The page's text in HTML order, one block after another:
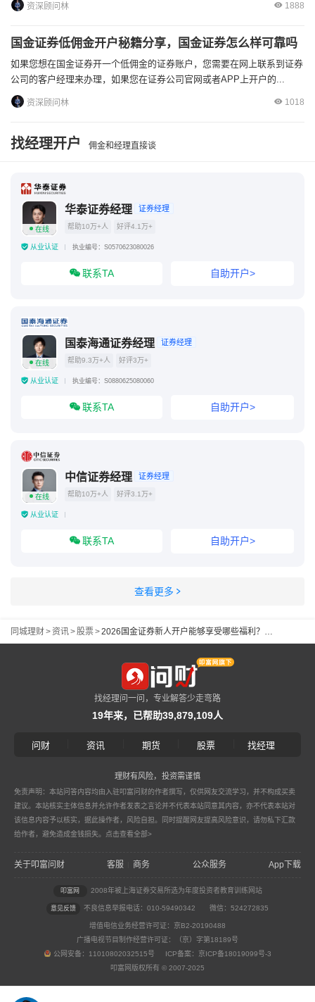
资深顾问林 1888
国金证券低佣金开户秘籍分享，国金证券怎么样可靠吗
如果您想在国金证券开一个低佣金的证券账户，您需要在网上联系到证券
公司的客户经理来办理，如果您在证券公司官网或者APP上开户的...
资深顾问林 1018
找经理开户 佣金和经理直接谈
在线
华泰证券经理 证券经理
帮助10万+人 好评4.1万+
从业认证 执业编号：S0570623080026
联系TA 自助开户>
在线
国泰海通证券经理 证券经理
帮助9.3万+人 好评3万+
从业认证 执业编号：S0880625080060
联系TA 自助开户>
在线
中信证券经理 证券经理
帮助10万+人 好评3.1万+
从业认证
联系TA 自助开户>
查看更多
同城理财>资讯>股票> 2026国金证券新人开户能够享受哪些福利？（含6888元品质礼包）
找经理问一问，专业解答少走弯路
19年来，已帮助39,879,109人
问财 资讯 期货 股票 找经理
理财有风险，投资需谨慎
免责声明：本站问答内容均由入驻叩富问财的作者撰写，仅供网友交流学习，并不构成买卖
建议。本站核实主体信息并允许作者发表之言论并不代表本站同意其内容，亦不代表本站对
该信息内容予以核实，据此操作者，风险自担。同时提醒网友提高风险意识，请勿私下汇款
给作者，避免造成金钱损失。 点击查看全部>
关于叩富问财 客服 商务 公众服务 App下载
叩富网 2008年被上海证券交易所选为年度投资者教育训练网站
意见反馈 不良信息举报电话：010-59490342 微信：524272835
增值电信业务经营许可证：京B2-20190488
广播电视节目制作经营许可证：（京）字第18189号
公网安备：11010802032515号 ICP备案：京ICP备18019099号-3
叩富网版权所有 © 2007-2025